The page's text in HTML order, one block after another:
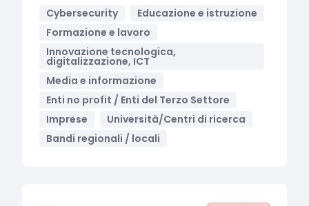
Cybersecurity
Educazione e istruzione
Formazione e lavoro
Innovazione tecnologica,
digitalizzazione, ICT
Media e informazione
Enti no profit / Enti del Terzo Settore
Imprese
Università/Centri di ricerca
Bandi regionali / locali